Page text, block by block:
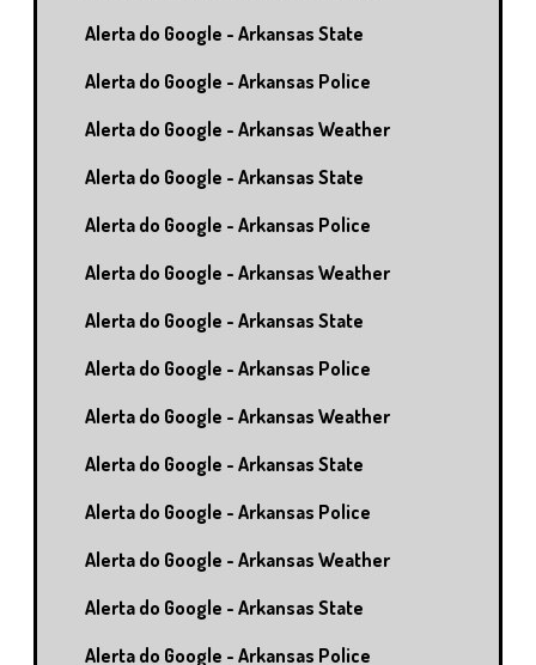
Alerta do Google - Arkansas State
Alerta do Google - Arkansas Police
Alerta do Google - Arkansas Weather
Alerta do Google - Arkansas State
Alerta do Google - Arkansas Police
Alerta do Google - Arkansas Weather
Alerta do Google - Arkansas State
Alerta do Google - Arkansas Police
Alerta do Google - Arkansas Weather
Alerta do Google - Arkansas State
Alerta do Google - Arkansas Police
Alerta do Google - Arkansas Weather
Alerta do Google - Arkansas State
Alerta do Google - Arkansas Police